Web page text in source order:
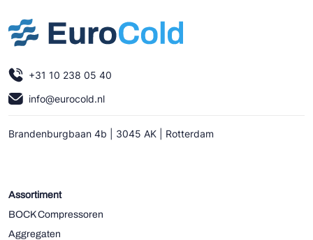
+31 10 238 05 40
info@eurocold.nl
Brandenburgbaan 4b | 3045 AK | Rotterdam
Assortiment
BOCK Compressoren
Aggregaten